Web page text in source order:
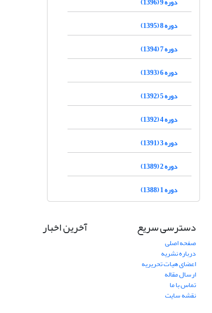
دوره 8 (1395)
دوره 7 (1394)
دوره 6 (1393)
دوره 5 (1392)
دوره 4 (1392)
دوره 3 (1391)
دوره 2 (1389)
دوره 1 (1388)
دسترسی سریع
صفحه اصلی
درباره نشریه
اعضای هیات تحریریه
ارسال مقاله
تماس با ما
نقشه سایت
آخرین اخبار